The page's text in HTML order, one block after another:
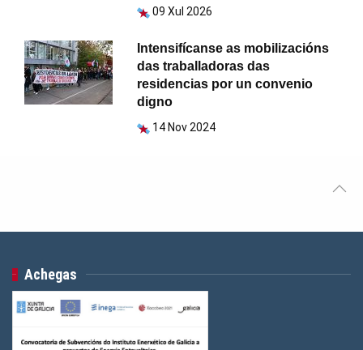
09 Xul 2026
Intensifícanse as mobilizacións
das traballadoras das
residencias por un convenio
digno
14 Nov 2024
Achegas